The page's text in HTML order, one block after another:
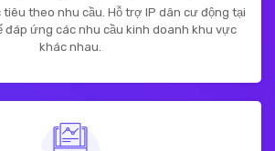
tiêu theo nhu cầu. Hỗ trợ IP dân cư động tại
đáp ứng các nhu cầu kinh doanh khu vực
khác nhau.